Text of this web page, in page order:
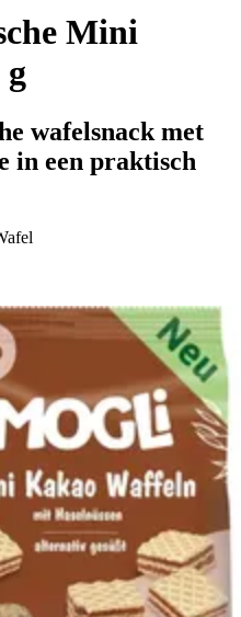
Mini
g
wafelsnack met
in een praktisch